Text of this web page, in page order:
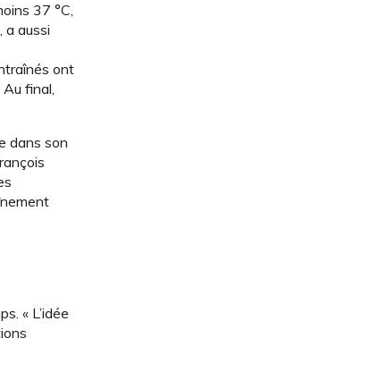
37 °C,
a aussi
ont
final,
dans son
« L’idée